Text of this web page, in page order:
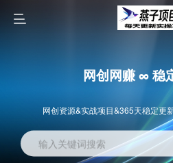
网创网赚 ∞ 稳
网创资源&实战项目&365天稳定更
输入关键词搜索